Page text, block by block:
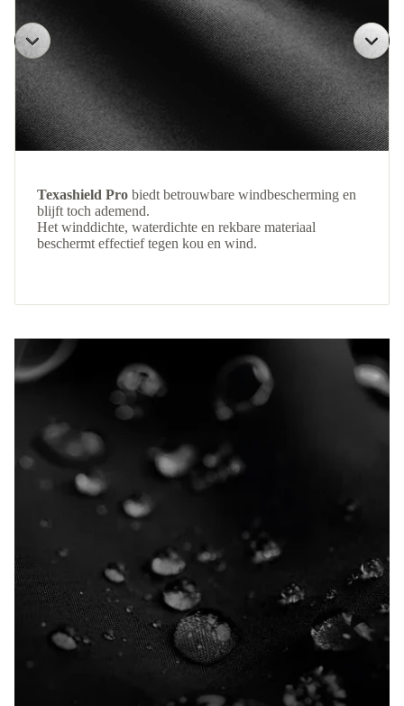
Texashield Pro biedt betrouwbare windbescherming en
blijft toch ademend.
Het winddichte, waterdichte en rekbare materiaal
beschermt effectief tegen kou en wind.